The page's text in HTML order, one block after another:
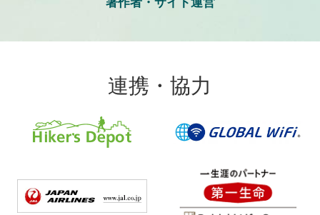
連携・協力